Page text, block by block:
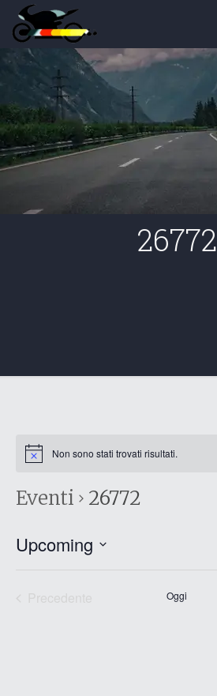
26772
Non sono stati trovati risultati.
Eventi 26772
Upcoming
Oggi